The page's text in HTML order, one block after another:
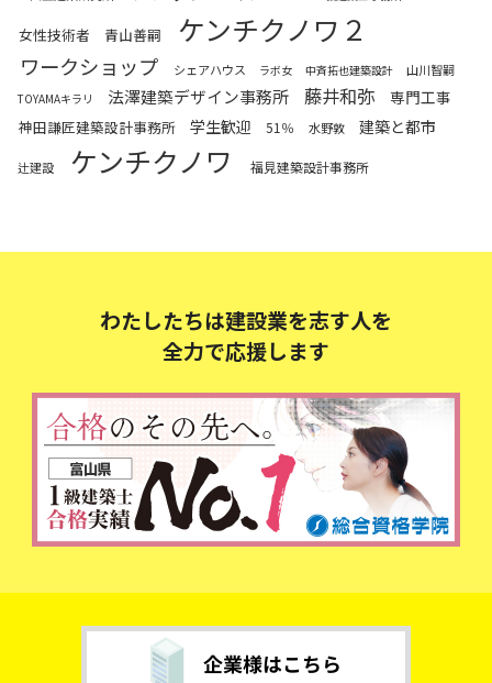
女性技術者 青山善嗣 ケンチクノワ２
ワークショップ シェアハウス ラボ女 中斉拓也建築設計 山川智嗣
TOYAMAキラリ 法澤建築デザイン事務所 藤井和弥 専門工事
神田謙匠建築設計事務所 学生歓迎 51％ 水野敦 建築と都市
辻建設 ケンチクノワ 福見建築設計事務所
わたしたちは建設業を志す人を
全力で応援します